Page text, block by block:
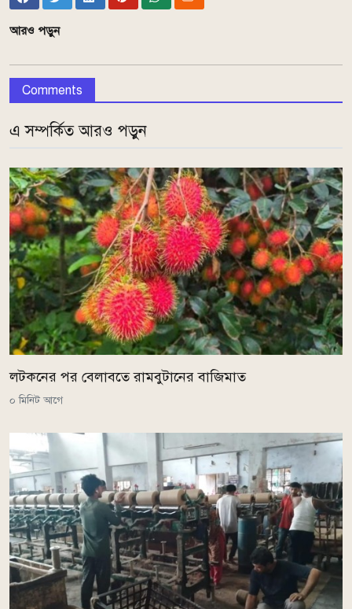
আরও পড়ুন
Comments
এ সম্পর্কিত আরও পড়ুন
লটকনের পর বেলাবতে রামবুটানের বাজিমাত
০ মিনিট আগে